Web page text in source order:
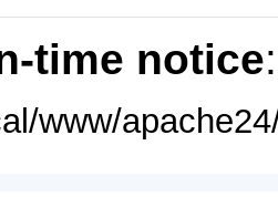
time notice
www/